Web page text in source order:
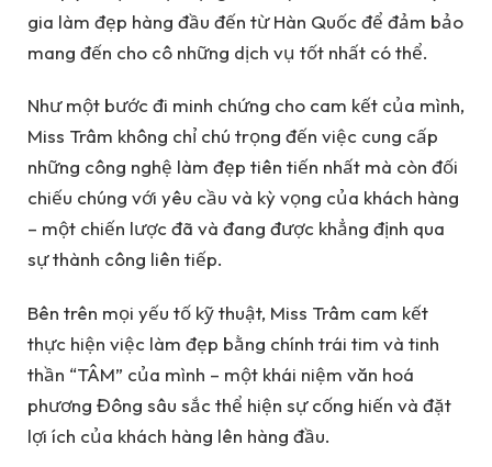
gia làm đẹp hàng đầu đến từ Hàn Quốc để đảm bảo
mang đến cho cô những dịch vụ tốt nhất có thể.
Như một bước đi minh chứng cho cam kết của mình,
Miss Trâm không chỉ chú trọng đến việc cung cấp
những công nghệ làm đẹp tiên tiến nhất mà còn đối
chiếu chúng với yêu cầu và kỳ vọng của khách hàng
– một chiến lược đã và đang được khẳng định qua
sự thành công liên tiếp.
Bên trên mọi yếu tố kỹ thuật, Miss Trâm cam kết
thực hiện việc làm đẹp bằng chính trái tim và tinh
thần “TÂM” của mình – một khái niệm văn hoá
phương Đông sâu sắc thể hiện sự cống hiến và đặt
lợi ích của khách hàng lên hàng đầu.